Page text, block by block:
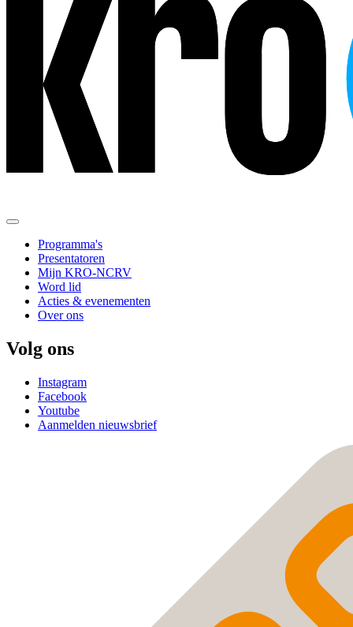
Programma's
Presentatoren
Mijn KRO-NCRV
Word lid
Acties & evenementen
Over ons
Volg ons
Instagram
Facebook
Youtube
Aanmelden nieuwsbrief